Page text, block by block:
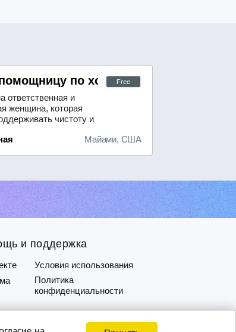
в семье Free
Майами, США
по хозяйству для
ответственная и
женщина, которая
чистоту и
проведение влажной
бережного отношения.
преимуществом,
уме...
и поддержка
Условия использования
Политика
конфиденциальности